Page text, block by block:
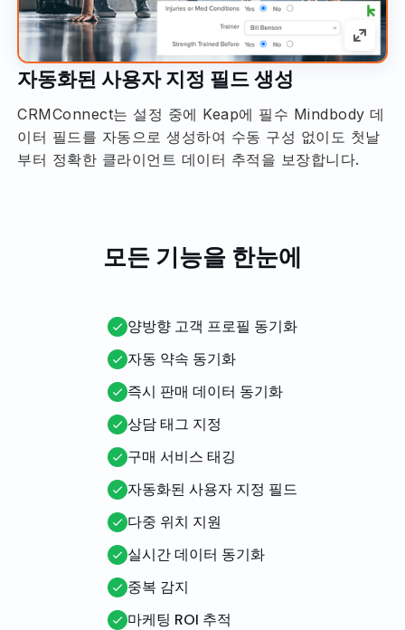
자동화된 사용자 지정 필드 생성
CRMConnect는 설정 중에 Keap에 필수 Mindbody 데
이터 필드를 자동으로 생성하여 수동 구성 없이도 첫날
부터 정확한 클라이언트 데이터 추적을 보장합니다.
모든 기능을 한눈에
양방향 고객 프로필 동기화
자동 약속 동기화
즉시 판매 데이터 동기화
상담 태그 지정
구매 서비스 태깅
자동화된 사용자 지정 필드
다중 위치 지원
실시간 데이터 동기화
중복 감지
마케팅 ROI 추적